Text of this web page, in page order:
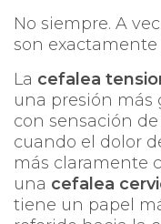
No siempre. A
son exactamente
La cefalea
una presión más
con sensación de
cuando el dolor
más claramente
una cefalea
tiene un papel